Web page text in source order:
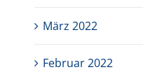
März 2022
Februar 2022